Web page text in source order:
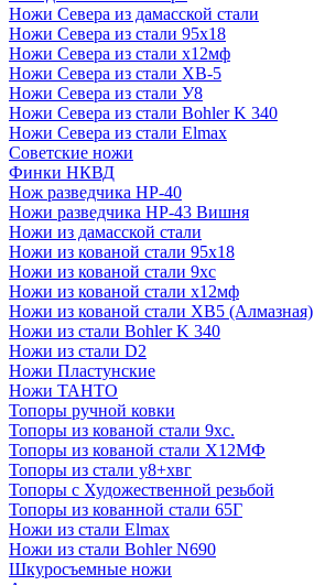
Ножи Севера из дамасской стали
Ножи Севера из стали 95х18
Ножи Севера из стали х12мф
Ножи Севера из стали ХВ-5
Ножи Севера из стали У8
Ножи Севера из стали Bohler K 340
Ножи Севера из стали Elmax
Советские ножи
Финки НКВД
Нож разведчика НР-40
Ножи разведчика НР-43 Вишня
Ножи из дамасской стали
Ножи из кованой стали 95х18
Ножи из кованой стали 9хс
Ножи из кованой стали х12мф
Ножи из кованой стали ХВ5 (Алмазная)
Ножи из стали Bohler K 340
Ножи из стали D2
Ножи Пластунские
Ножи ТАНТО
Топоры ручной ковки
Топоры из кованой стали 9хс.
Топоры из кованой стали Х12МФ
Топоры из стали у8+хвг
Топоры с Художественной резьбой
Топоры из кованной стали 65Г
Ножи из стали Elmax
Ножи из стали Bohler N690
Шкуросъемные ножи